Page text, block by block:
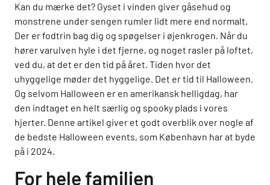
Kan du mærke det? Gyset i vinden giver gåsehud og
monstrene under sengen rumler lidt mere end normalt.
Der er fodtrin bag dig og spøgelser i øjenkrogen. Når du
hører varulven hyle i det fjerne, og noget rasler på loftet,
ved du, at det er den tid på året. Tiden hvor det
uhyggelige møder det hyggelige. Det er tid til Halloween.
Og selvom Halloween er en amerikansk helligdag, har
den indtaget en helt særlig og spooky plads i vores
hjerter. Denne artikel giver et godt overblik over nogle af
de bedste Halloween events, som København har at byde
på i 2024.
For hele familien